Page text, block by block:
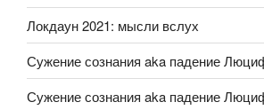
Локдаун 2021: мысли вслух
Сужение сознания aka падение
Сужение сознания aka падение